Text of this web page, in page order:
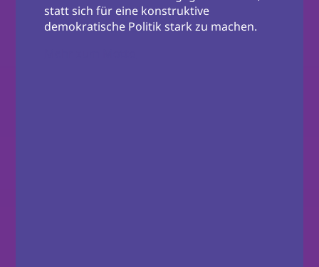
statt sich für eine konstruktive
demokratische Politik stark zu machen.